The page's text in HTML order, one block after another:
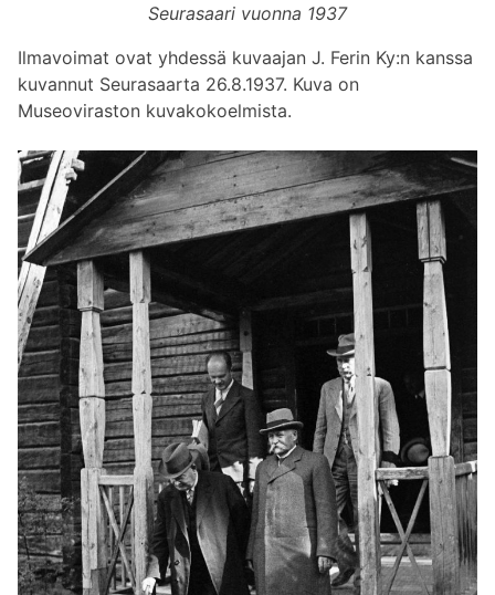
Seurasaari vuonna 1937
Ilmavoimat ovat yhdessä kuvaajan J. Ferin Ky:n kanssa
kuvannut Seurasaarta 26.8.1937. Kuva on
Museoviraston kuvakokoelmista.